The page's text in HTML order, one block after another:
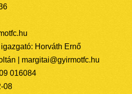
Horváth Ernő
| margitai@gyirmotfc.hu
016084
08